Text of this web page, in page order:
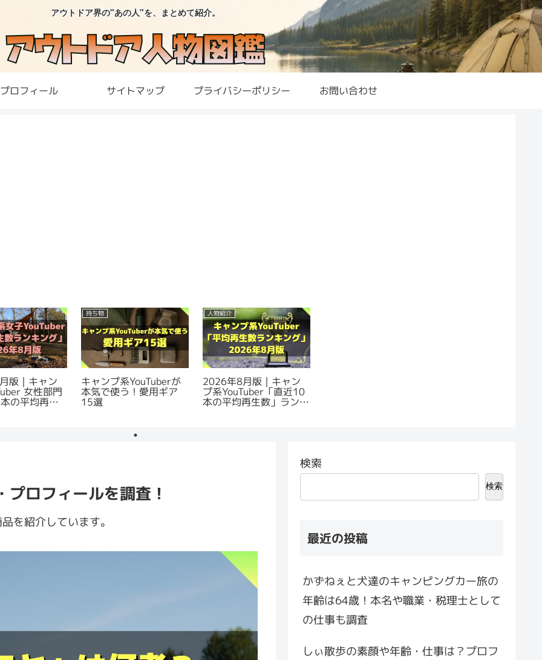
アウトドア界の"あの人"を、まとめて紹介。
プロフィール サイトマップ プライバシーポリシー お問い合わせ
版｜キャン
女性部門
の平均再生
持ち物
キャンプ系YouTuberが
本気で使う！愛用ギア
15選
人物紹介
2026年8月版｜キャン
プ系YouTuber「直近10
本の平均再生数」ランキ
ロフィールを調査！
を紹介しています。
検索
検索
最近の投稿
かずねぇと犬達のキャンピングカー旅の
年齢は64歳！本名や職業・税理士として
の仕事も調査
しぃ散歩の素顔や年齢・仕事は？プロフ